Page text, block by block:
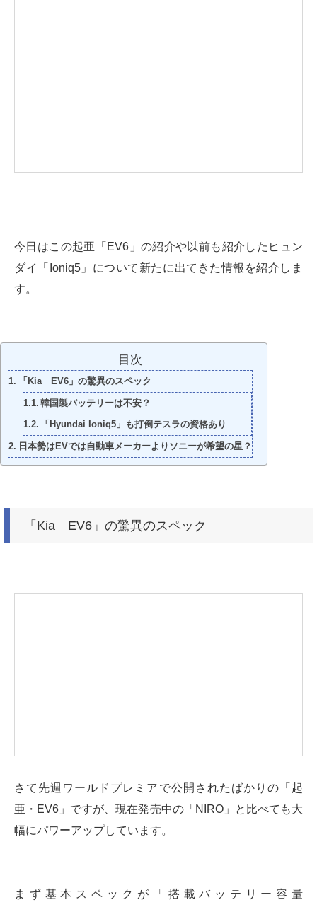
今日はこの起亜「EV6」の紹介や以前も紹介したヒュン
ダイ「Ioniq5」について新たに出てきた情報を紹介しま
す。
目次
「Kia EV6」の驚異のスペック
韓国製バッテリーは不安？
「Hyundai Ioniq5」も打倒テスラの資格あり
日本勢はEVでは自動車メーカーよりソニーが希望の星？
「Kia EV6」の驚異のスペック
さて先週ワールドプレミアで公開されたばかりの「起
亜・EV6」ですが、現在発売中の「NIRO」と比べても大
幅にパワーアップしています。
まず基本スペックが「搭載バッテリー容量